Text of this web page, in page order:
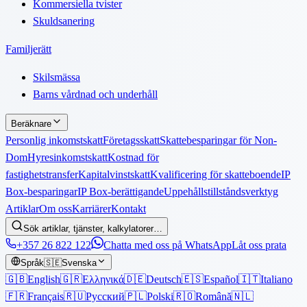
Kommersiella tvister
Skuldsanering
Familjerätt
Skilsmässa
Barns vårdnad och underhåll
Beräknare
Personlig inkomstskattFöretagsskattSkattebesparingar för Non-
DomHyresinkomstskattKostnad för
fastighetstransferKapitalvinstskattKvalificering för skatteboendeIP
Box-besparingarIP Box-berättigandeUppehållstillståndsverktyg
ArtiklarOm ossKarriärerKontakt
Sök artiklar, tjänster, kalkylatorer…
+357 26 822 122 Chatta med oss på WhatsAppLåt oss prata
Språk🇸🇪Svenska
🇬🇧English🇬🇷Ελληνικά🇩🇪Deutsch🇪🇸Español🇮🇹Italiano
🇫🇷Français🇷🇺Русский🇵🇱Polski🇷🇴Română🇳🇱